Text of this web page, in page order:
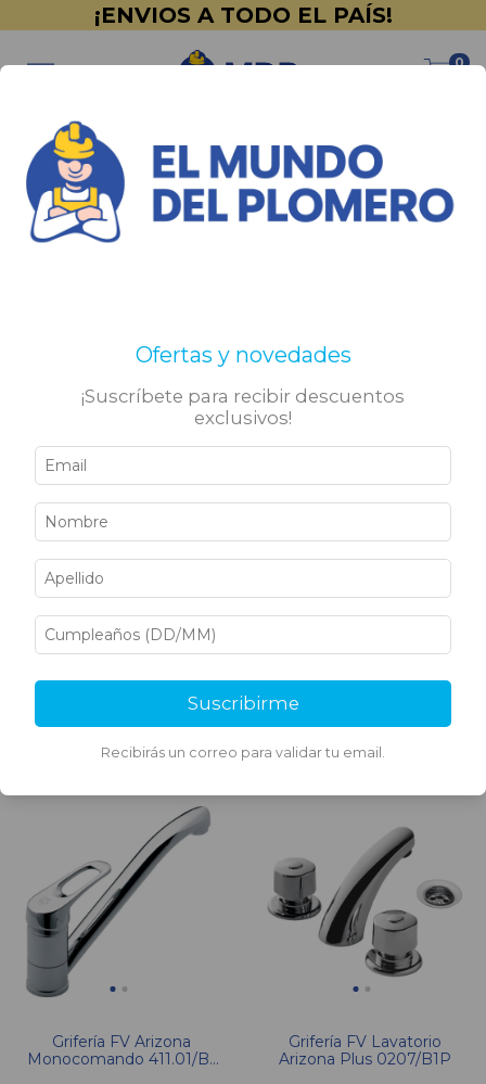
¡ENVIOS A TODO EL PAÍS!
0
Inicio > Promociones
Grifería FV Cocina
Monocomando Mesada
Arizona 423/B1
$107.033,37
Con Transferencia 103/B6
CR
$126.202,43
Grifería FV Arizona
Monocomando 411.01/B1
Grifería FV Lavatorio
Arizona Plus 0207/B1P
Ofertas y novedades
¡Suscríbete para recibir descuentos
exclusivos!
Suscribirme
Recibirás un correo para validar tu email.